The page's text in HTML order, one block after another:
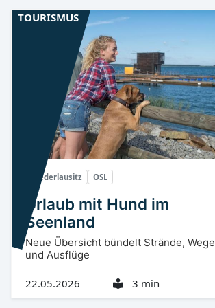
Niederlausitz OSL
Urlaub mit Hund im
Seenland
Neue Übersicht bündelt Strände, Wege
und Ausflüge
22.05.2026 3 min
TOURISMUS